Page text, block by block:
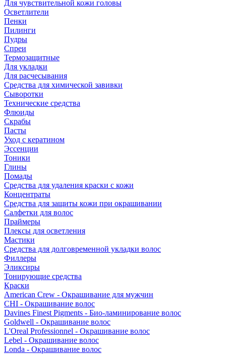
Для чувствительной кожи головы
Осветлители
Пенки
Пилинги
Пудры
Спреи
Термозащитные
Для укладки
Для расчесывания
Средства для химической завивки
Сыворотки
Технические средства
Флюиды
Скрабы
Пасты
Уход с кератином
Эссенции
Тоники
Глины
Помады
Средства для удаления краски с кожи
Концентраты
Средства для защиты кожи при окрашивании
Салфетки для волос
Праймеры
Плексы для осветления
Мастики
Средства для долговременной укладки волос
Филлеры
Эликсиры
Тонирующие средства
Краски
American Crew - Окрашивание для мужчин
CHI - Окрашивание волос
Davines Finest Pigments - Био-ламинирование волос
Goldwell - Окрашивание волос
L'Oreal Professionnel - Окрашивание волос
Lebel - Окрашивание волос
Londa - Окрашивание волос